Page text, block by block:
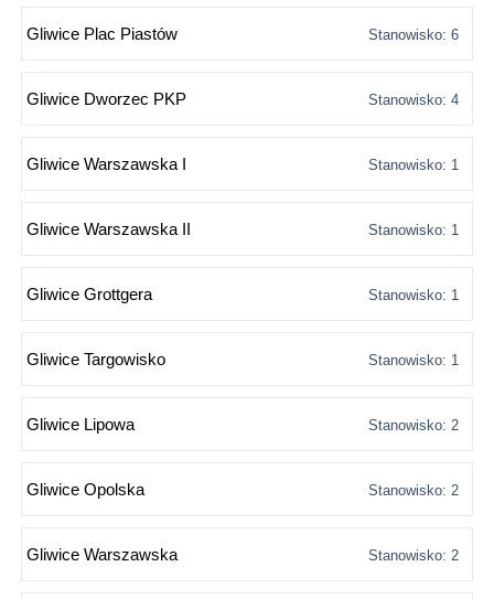
Gliwice Plac Piastów Stanowisko: 6
Gliwice Dworzec PKP Stanowisko: 4
Gliwice Warszawska I Stanowisko: 1
Gliwice Warszawska II Stanowisko: 1
Gliwice Grottgera Stanowisko: 1
Gliwice Targowisko Stanowisko: 1
Gliwice Lipowa Stanowisko: 2
Gliwice Opolska Stanowisko: 2
Gliwice Warszawska Stanowisko: 2